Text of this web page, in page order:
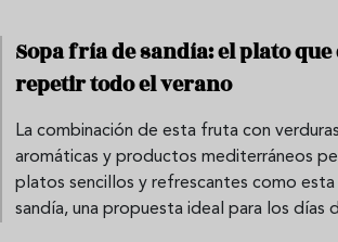
Sopa fría de sandía: el plato
repetir todo el verano
La combinación de esta fruta con
aromáticas y productos mediterráneos
platos sencillos y refrescantes como
sandía, una propuesta ideal para los días